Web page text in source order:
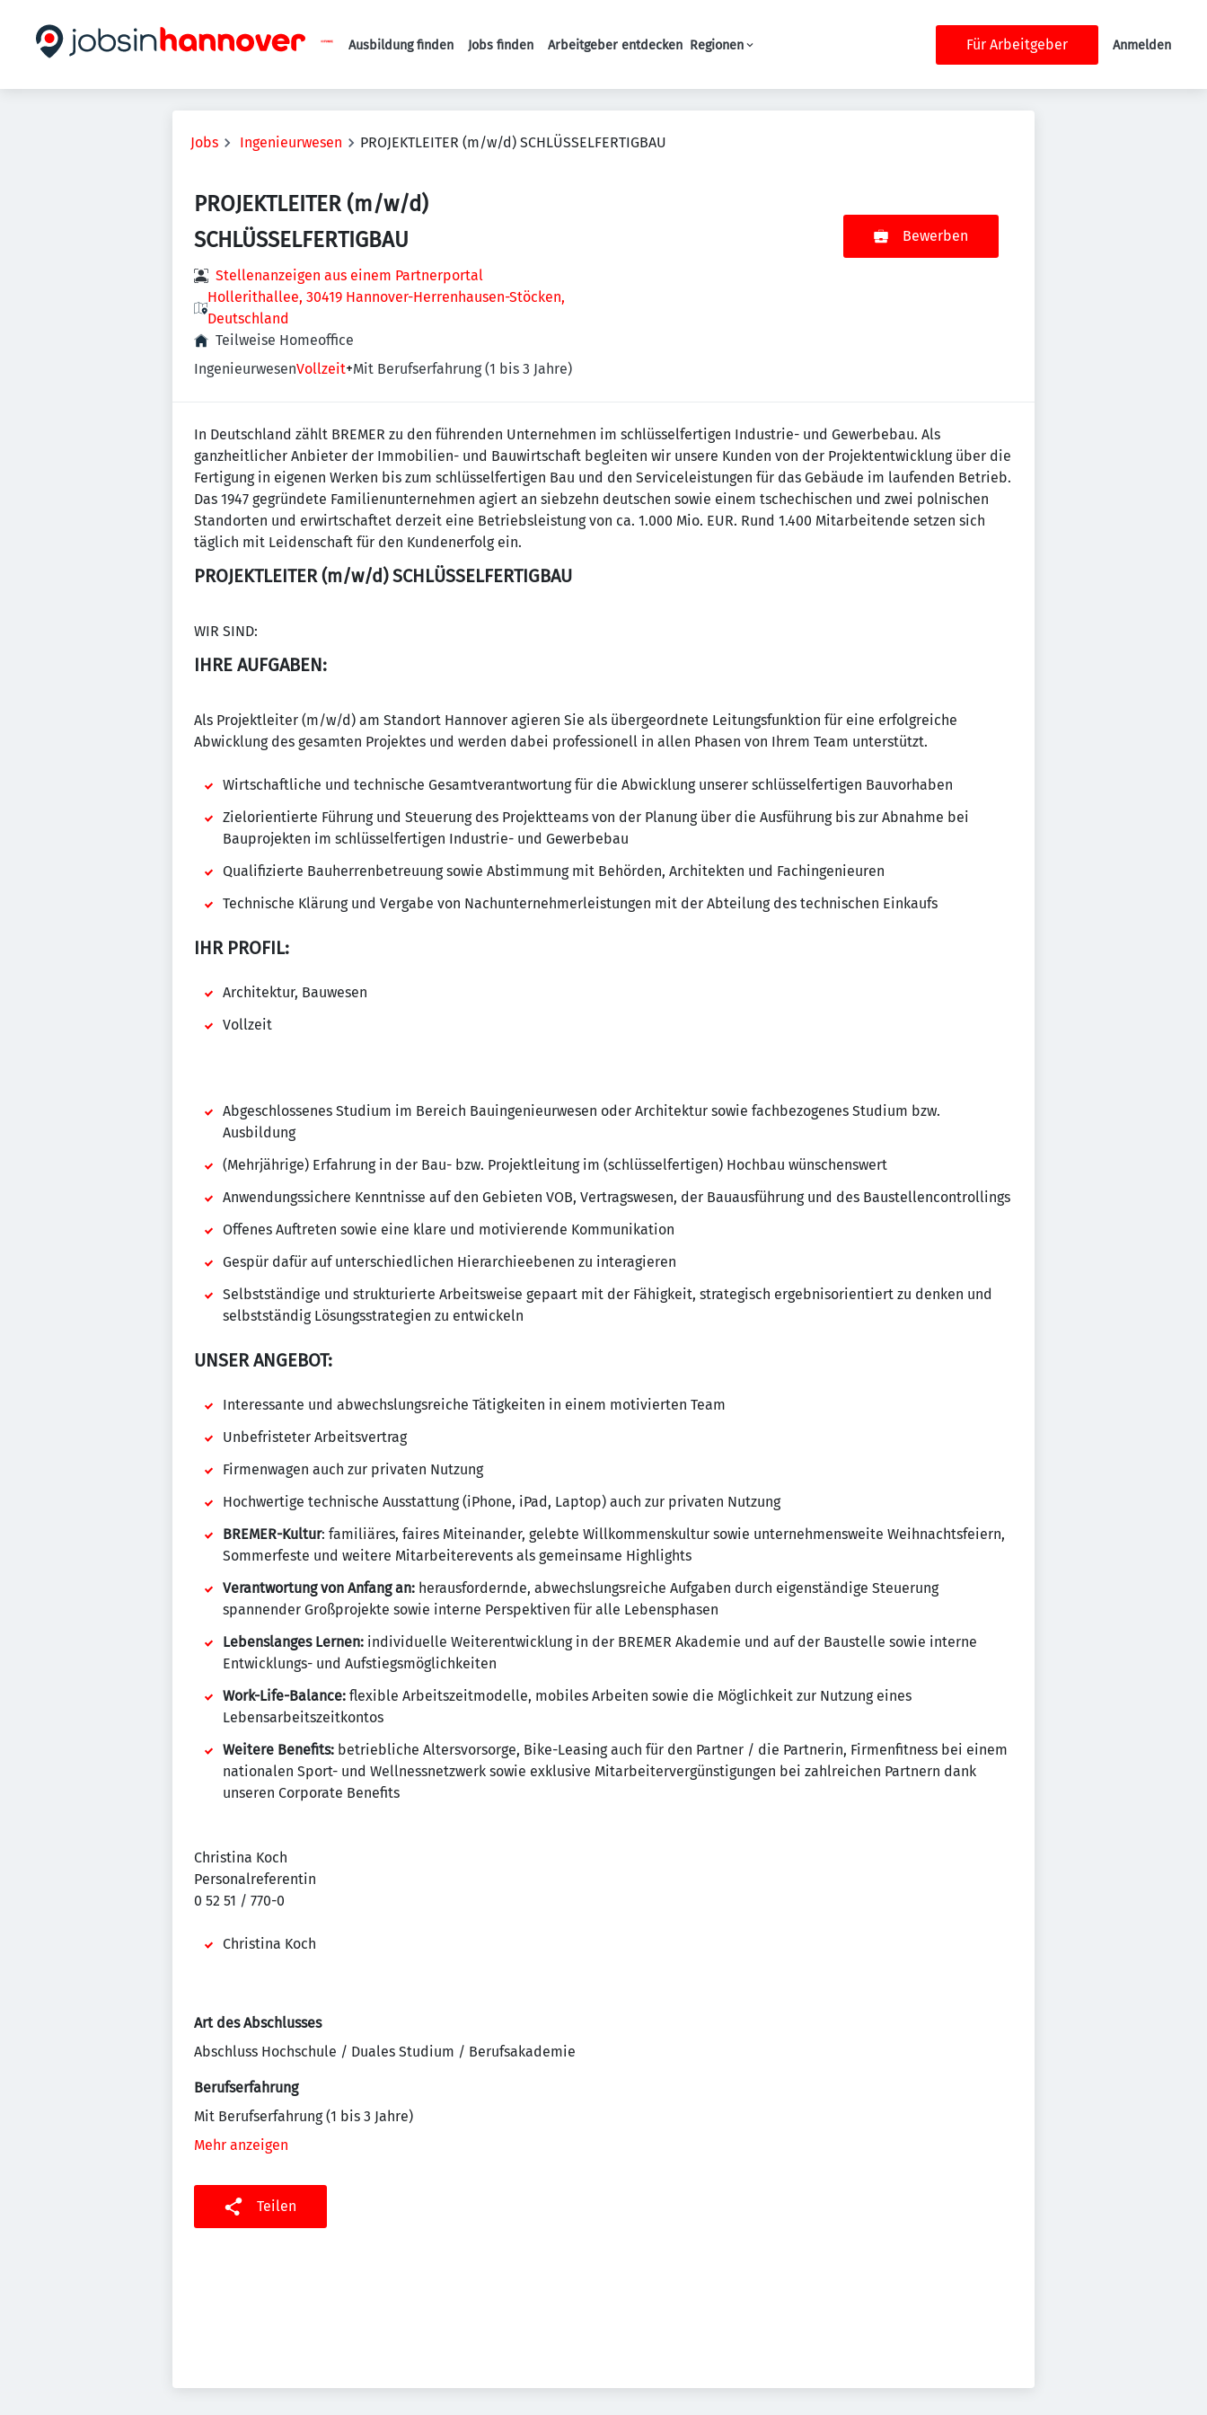
Haupt-Navigation
Ausbildung finden Jobs finden Arbeitgeber entdecken Regionen Für Arbeitgeber Anmelden
Jobs Ingenieurwesen PROJEKTLEITER (m/w/d) SCHLÜSSELFERTIGBAU
PROJEKTLEITER (m/w/d)
SCHLÜSSELFERTIGBAU
Stellenanzeigen aus einem Partnerportal
Hollerithallee, 30419 Hannover-Herrenhausen-Stöcken,
Deutschland
Teilweise Homeoffice
IngenieurwesenVollzeit+Mit Berufserfahrung (1 bis 3 Jahre)
Bewerben
In Deutschland zählt BREMER zu den führenden Unternehmen im schlüsselfertigen Industrie- und Gewerbebau. Als
ganzheitlicher Anbieter der Immobilien- und Bauwirtschaft begleiten wir unsere Kunden von der Projektentwicklung über die
Fertigung in eigenen Werken bis zum schlüsselfertigen Bau und den Serviceleistungen für das Gebäude im laufenden Betrieb.
Das 1947 gegründete Familienunternehmen agiert an siebzehn deutschen sowie einem tschechischen und zwei polnischen
Standorten und erwirtschaftet derzeit eine Betriebsleistung von ca. 1.000 Mio. EUR. Rund 1.400 Mitarbeitende setzen sich
täglich mit Leidenschaft für den Kundenerfolg ein.
PROJEKTLEITER (m/w/d) SCHLÜSSELFERTIGBAU
WIR SIND:
IHRE AUFGABEN:
Als Projektleiter (m/w/d) am Standort Hannover agieren Sie als übergeordnete Leitungsfunktion für eine erfolgreiche
Abwicklung des gesamten Projektes und werden dabei professionell in allen Phasen von Ihrem Team unterstützt.
Wirtschaftliche und technische Gesamtverantwortung für die Abwicklung unserer schlüsselfertigen Bauvorhaben
Zielorientierte Führung und Steuerung des Projektteams von der Planung über die Ausführung bis zur Abnahme bei
Bauprojekten im schlüsselfertigen Industrie- und Gewerbebau
Qualifizierte Bauherrenbetreuung sowie Abstimmung mit Behörden, Architekten und Fachingenieuren
Technische Klärung und Vergabe von Nachunternehmerleistungen mit der Abteilung des technischen Einkaufs
IHR PROFIL:
Architektur, Bauwesen
Vollzeit
Abgeschlossenes Studium im Bereich Bauingenieurwesen oder Architektur sowie fachbezogenes Studium bzw.
Ausbildung
(Mehrjährige) Erfahrung in der Bau- bzw. Projektleitung im (schlüsselfertigen) Hochbau wünschenswert
Anwendungssichere Kenntnisse auf den Gebieten VOB, Vertragswesen, der Bauausführung und des Baustellencontrollings
Offenes Auftreten sowie eine klare und motivierende Kommunikation
Gespür dafür auf unterschiedlichen Hierarchieebenen zu interagieren
Selbstständige und strukturierte Arbeitsweise gepaart mit der Fähigkeit, strategisch ergebnisorientiert zu denken und
selbstständig Lösungsstrategien zu entwickeln
UNSER ANGEBOT:
Interessante und abwechslungsreiche Tätigkeiten in einem motivierten Team
Unbefristeter Arbeitsvertrag
Firmenwagen auch zur privaten Nutzung
Hochwertige technische Ausstattung (iPhone, iPad, Laptop) auch zur privaten Nutzung
BREMER-Kultur: familiäres, faires Miteinander, gelebte Willkommenskultur sowie unternehmensweite Weihnachtsfeiern,
Sommerfeste und weitere Mitarbeiterevents als gemeinsame Highlights
Verantwortung von Anfang an: herausfordernde, abwechslungsreiche Aufgaben durch eigenständige Steuerung
spannender Großprojekte sowie interne Perspektiven für alle Lebensphasen
Lebenslanges Lernen: individuelle Weiterentwicklung in der BREMER Akademie und auf der Baustelle sowie interne
Entwicklungs- und Aufstiegsmöglichkeiten
Work-Life-Balance: flexible Arbeitszeitmodelle, mobiles Arbeiten sowie die Möglichkeit zur Nutzung eines
Lebensarbeitszeitkontos
Weitere Benefits: betriebliche Altersvorsorge, Bike-Leasing auch für den Partner / die Partnerin, Firmenfitness bei einem
nationalen Sport- und Wellnessnetzwerk sowie exklusive Mitarbeitervergünstigungen bei zahlreichen Partnern dank
unseren Corporate Benefits
Christina Koch
Personalreferentin
0 52 51 / 770-0
Christina Koch
Art des Abschlusses
Abschluss Hochschule / Duales Studium / Berufsakademie
Berufserfahrung
Mit Berufserfahrung (1 bis 3 Jahre)
Mehr anzeigen
Teilen